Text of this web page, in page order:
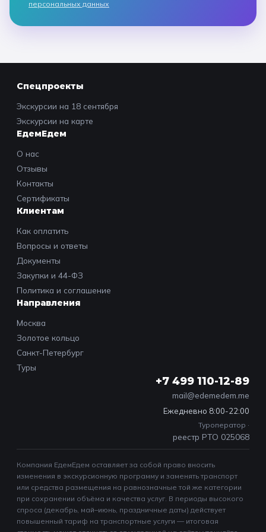
персональных данных
Спецпроекты
Экскурсии на 18 сентября
Экскурсии на карте
ЕдемЕдем
О нас
Отзывы
Контакты
Сертификаты
Клиентам
Как оплатить
Вопросы и ответы
Документы
Закупки и 44-ФЗ
Политика и соглашение
Направления
Москва
Золотое кольцо
Санкт-Петербург
Туры
+7 499 110-12-89
mail@edemedem.me
Ежедневно 8:00-22:00
Туроператор ·
реестр РТО 025068
Компания ЕдемЕдем оставляет за собой право вносить
изменения в экскурсионную программу и заменять транспорт
или средства размещения на равнозначные той же категории
при сохранении объёма и качества услуг. В периоды высокого
спроса (декабрь, май–июнь, праздничные даты) действует
повышенный тариф на транспортные услуги — итоговая